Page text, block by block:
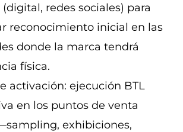
(digital, redes sociales) para
reconocimiento inicial en las
donde la marca tendrá
física.
activación: ejecución BTL
en los puntos de venta
exhibiciones,